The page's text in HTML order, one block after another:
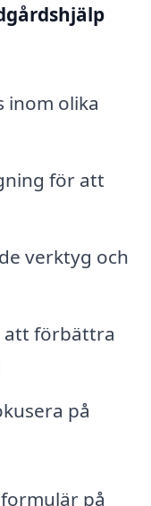
inom olika
för att
verktyg och
att förbättra
på
på